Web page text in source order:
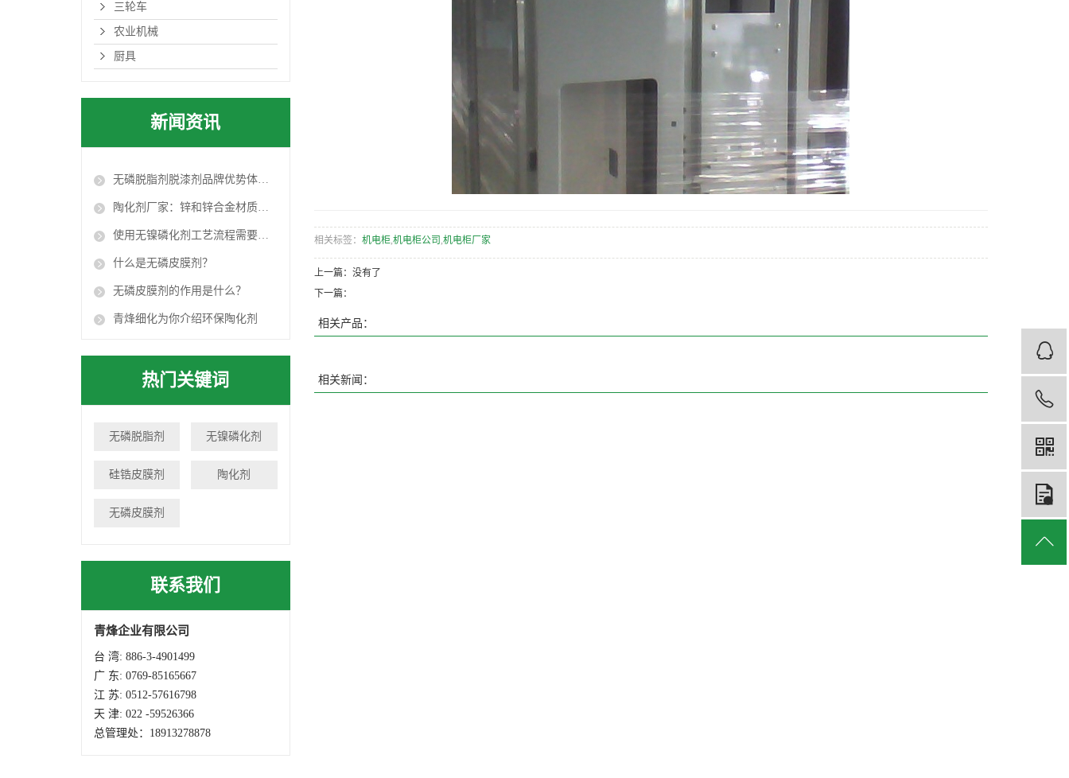
三轮车
农业机械
厨具
新闻资讯
无磷脱脂剂脱漆剂品牌优势体现在哪？
陶化剂厂家：锌和锌合金材质本体的产品都要进行钝化处理
使用无镍磷化剂工艺流程需要设计出适合自己产品的流程
什么是无磷皮膜剂？
无磷皮膜剂的作用是什么？
青烽细化为你介绍环保陶化剂
热门关键词
无磷脱脂剂 无镍磷化剂
硅锆皮膜剂 陶化剂
无磷皮膜剂
联系我们
青烽企业有限公司
台 湾: 886-3-4901499
广 东: 0769-85165667
江 苏: 0512-57616798
天 津: 022 -59526366
总管理处：18913278878
相关标签： 机电柜,机电柜公司 ,机电柜厂家
上一篇：没有了
下一篇：
相关产品：
相关新闻：